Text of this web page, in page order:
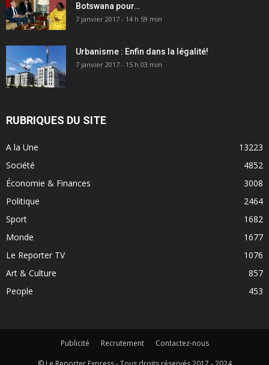
Botswana pour…
7 janvier 2017 - 14 h 59 min
Urbanisme : Enfin dans la légalité!
7 janvier 2017 - 15 h 03 min
RUBRIQUES DU SITE
A la Une
13223
Société
4852
Économie & Finances
3008
Politique
2464
Sport
1682
Monde
1677
Le Reporter TV
1076
Art & Culture
857
People
453
Publicité Recrutement
Contactez-nous